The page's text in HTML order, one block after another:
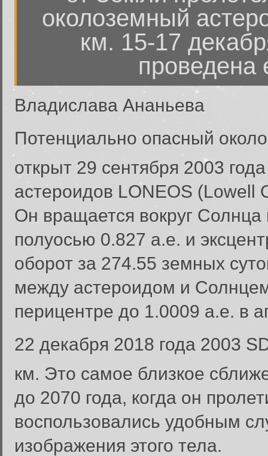
околоземный
км. 15-17
проведена
Владислава Ананьева
Потенциально опасный
открыт 29 сентября 2003
астероидов LONEOS (Lowell
Он вращается вокруг
полуосью 0.827 а.е. и
оборот за 274.55 земных
между астероидом и
перицентре до 1.0009 а.е. в
22 декабря 2018 года 2003
км. Это самое близкое
до 2070 года, когда он
воспользовались удобным
изображения этого тела.